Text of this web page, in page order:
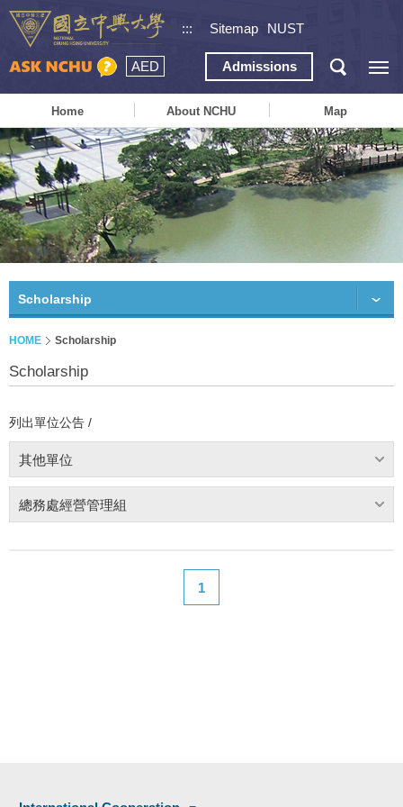
::: Sitemap NUST
AED Admissions
Home About NCHU Map
Scholarship
HOME Scholarship
Scholarship
列出單位公告 /
其他單位
總務處經營管理組
1